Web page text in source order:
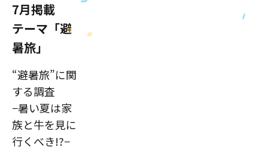
7月掲載
テーマ「避
暑旅」
“避暑旅”に関
する調査
−暑い夏は家
族と牛を見に
行くべき!?−